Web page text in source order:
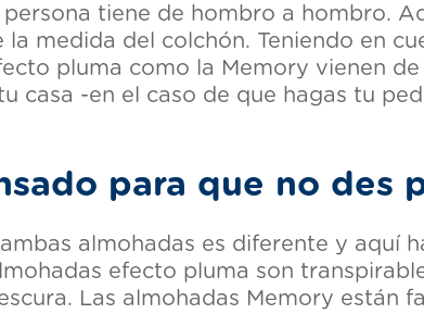
tiene de hombro a hombro.
la medida del colchón. Teniendo en
pluma como la Memory vienen
casa -en el caso de que hagas tu
para que no des
almohadas es diferente y aquí
efecto pluma son
Las almohadas Memory están